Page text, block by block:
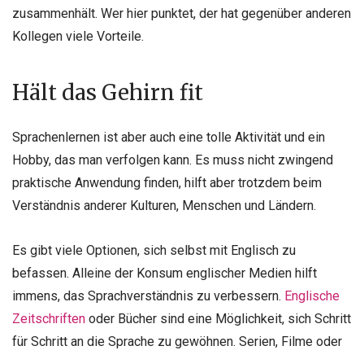
zusammenhält. Wer hier punktet, der hat gegenüber anderen
Kollegen viele Vorteile.
Hält das Gehirn fit
Sprachenlernen ist aber auch eine tolle Aktivität und ein
Hobby, das man verfolgen kann. Es muss nicht zwingend
praktische Anwendung finden, hilft aber trotzdem beim
Verständnis anderer Kulturen, Menschen und Ländern.
Es gibt viele Optionen, sich selbst mit Englisch zu
befassen. Alleine der Konsum englischer Medien hilft
immens, das Sprachverständnis zu verbessern. Englische
Zeitschriften oder Bücher sind eine Möglichkeit, sich Schritt
für Schritt an die Sprache zu gewöhnen. Serien, Filme oder